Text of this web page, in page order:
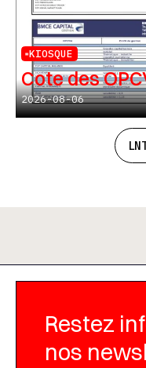
KIOSQUE
Cote des
2026-08-06
Restez
nos